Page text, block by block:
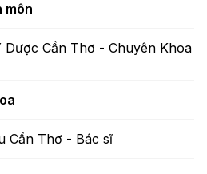
môn
Cần Thơ - Chuyên Khoa
Cần Thơ - Bác sĩ